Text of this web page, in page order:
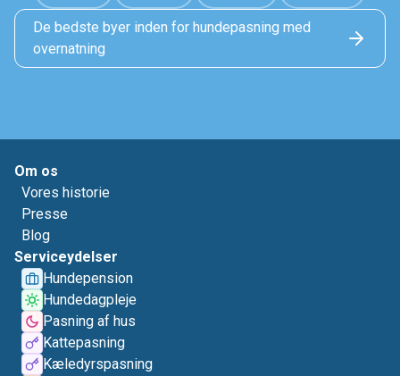
De bedste byer inden for hundepasning med
overnatning
Om os
Vores historie
Presse
Blog
Serviceydelser
Hundepension
Hundedagpleje
Pasning af hus
Kattepasning
Kæledyrspasning